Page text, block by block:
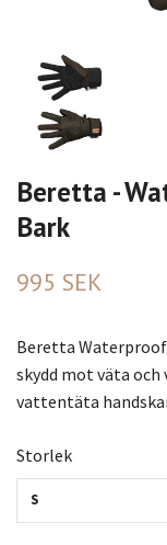
Beretta -
Bark
995 SEK
Beretta
skydd mot väta och
vattentäta
Storlek
S